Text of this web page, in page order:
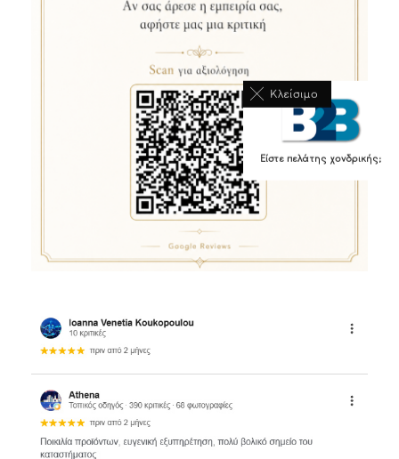
Κλείσιμο
Είστε πελάτης χονδρικής;